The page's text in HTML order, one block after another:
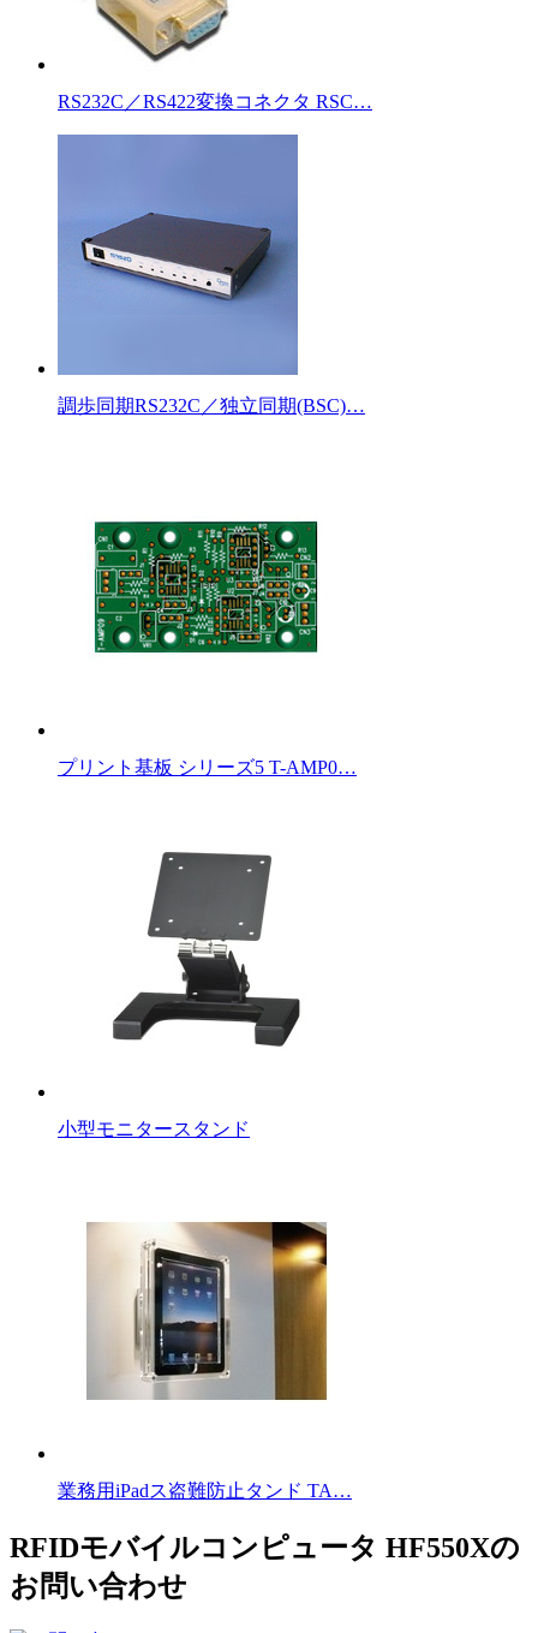
RS232C／RS422変換コネクタ RSC…
調歩同期RS232C／独立同期(BSC)…
プリント基板 シリーズ5 T-AMP0…
小型モニタースタンド
業務用iPadス盗難防止タンド TA…
RFIDモバイルコンピュータ HF550Xの
お問い合わせ